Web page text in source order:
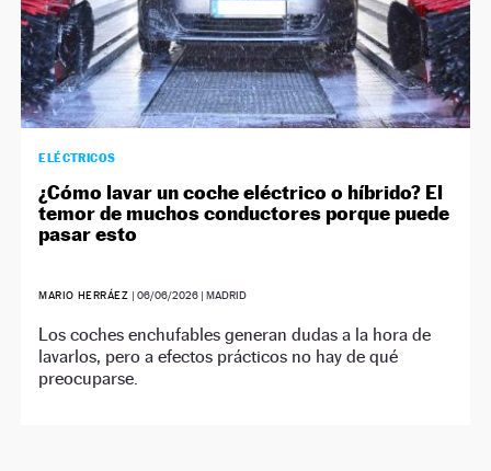
ELÉCTRICOS
¿Cómo lavar un coche eléctrico o híbrido? El
temor de muchos conductores porque puede
pasar esto
MARIO HERRÁEZ | 06/06/2026| MADRID
Los coches enchufables generan dudas a la hora de
lavarlos, pero a efectos prácticos no hay de qué
preocuparse.